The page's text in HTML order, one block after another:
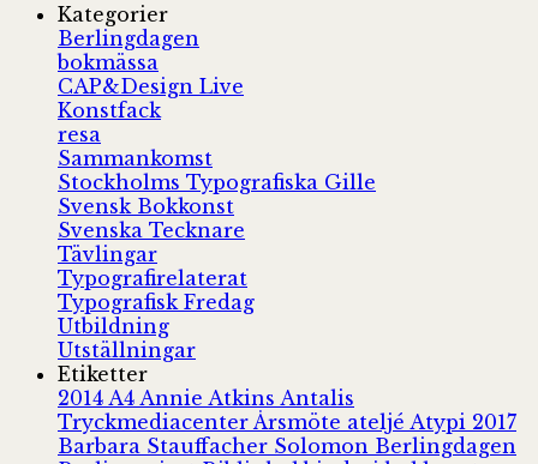
Kategorier
Berlingdagen
bokmässa
CAP&Design Live
Konstfack
resa
Sammankomst
Stockholms Typografiska Gille
Svensk Bokkonst
Svenska Tecknare
Tävlingar
Typografirelaterat
Typografisk Fredag
Utbildning
Utställningar
Etiketter
2014 A4 Annie Atkins Antalis
Tryckmediacenter Årsmöte ateljé Atypi 2017
Barbara Stauffacher Solomon Berlingdagen